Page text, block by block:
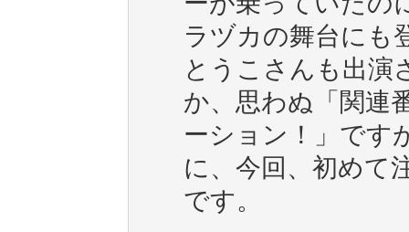
ラヅカの舞台にも
とうこさんも出演
か、思わぬ「関連
ーション！」です
に、今回、初めて
です。